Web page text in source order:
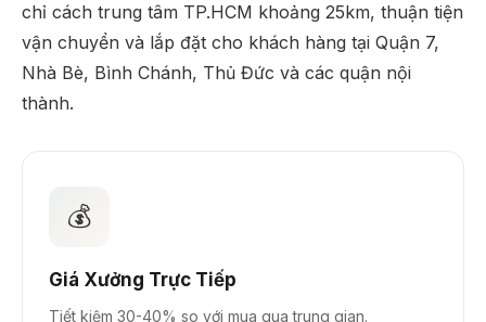
chỉ cách trung tâm TP.HCM khoảng 25km, thuận tiện
vận chuyển và lắp đặt cho khách hàng tại Quận 7,
Nhà Bè, Bình Chánh, Thủ Đức và các quận nội
thành.
💰
Giá Xưởng Trực Tiếp
Tiết kiệm 30-40% so với mua qua trung gian.